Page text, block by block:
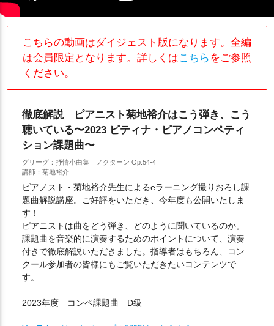
こちらの動画はダイジェスト版になります。全編
は会員限定となります。詳しくはこちら をご参照
ください。
徹底解説 ピアニスト菊地裕介はこう弾き、こう
聴いている〜2023 ピティナ・ピアノコンペティ
ション課題曲〜
グリーグ：抒情小曲集 ノクターン Op.54-4
講師：菊地裕介
ピアノスト・菊地裕介先生によるeラーニング撮りおろし課
題曲解説講座。ご好評をいただき、今年度も公開いたしま
す！
ピアニストは曲をどう弾き、どのように聞いているのか。
課題曲を音楽的に演奏するためのポイントについて、演奏
付きで徹底解説いただきました。指導者はもちろん、コン
クール参加者の皆様にもご覧いただきたいコンテンツで
す。
2023年度 コンペ課題曲 D級